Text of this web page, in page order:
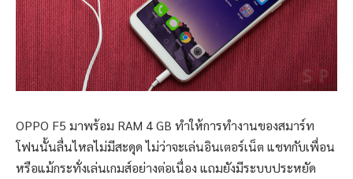
OPPO F5 มาพร้อม RAM 4 GB ทำให้การทำงานของสมาร์ท
โฟนนั้นลื่นไหลไม่มีสะดุด ไม่ว่าจะเล่นอินเตอร์เน็ต แชทกับเพื่อน
หรือแม้กระทั่งเล่นเกมส์อย่างต่อเนื่อง แถมยังมีระบบประหยัด